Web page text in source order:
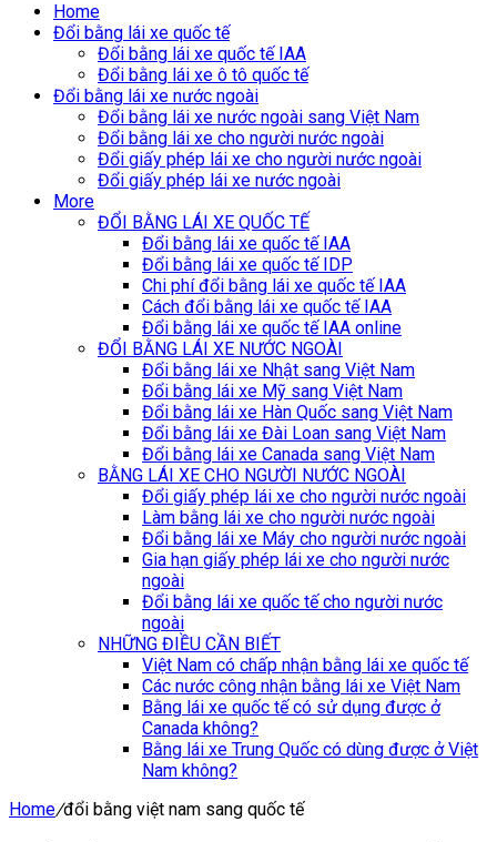
Home
Đổi bằng lái xe quốc tế
Đổi bằng lái xe quốc tế IAA
Đổi bằng lái xe ô tô quốc tế
Đổi bằng lái xe nước ngoài
Đổi bằng lái xe nước ngoài sang Việt Nam
Đổi bằng lái xe cho người nước ngoài
Đổi giấy phép lái xe cho người nước ngoài
Đổi giấy phép lái xe nước ngoài
More
ĐỔI BẰNG LÁI XE QUỐC TẾ
Đổi bằng lái xe quốc tế IAA
Đổi bằng lái xe quốc tế IDP
Chi phí đổi bằng lái xe quốc tế IAA
Cách đổi bằng lái xe quốc tế IAA
Đổi bằng lái xe quốc tế IAA online
ĐỔI BẰNG LÁI XE NƯỚC NGOÀI
Đổi bằng lái xe Nhật sang Việt Nam
Đổi bằng lái xe Mỹ sang Việt Nam
Đổi bằng lái xe Hàn Quốc sang Việt Nam
Đổi bằng lái xe Đài Loan sang Việt Nam
Đổi bằng lái xe Canada sang Việt Nam
BẰNG LÁI XE CHO NGƯỜI NƯỚC NGOÀI
Đổi giấy phép lái xe cho người nước ngoài
Làm bằng lái xe cho người nước ngoài
Đổi bằng lái xe Máy cho người nước ngoài
Gia hạn giấy phép lái xe cho người nước
ngoài
Đổi bằng lái xe quốc tế cho người nước
ngoài
NHỮNG ĐIỀU CẦN BIẾT
Việt Nam có chấp nhận bằng lái xe quốc tế
Các nước công nhận bằng lái xe Việt Nam
Bằng lái xe quốc tế có sử dụng được ở
Canada không?
Bằng lái xe Trung Quốc có dùng được ở Việt
Nam không?
Home/đổi bằng việt nam sang quốc tế